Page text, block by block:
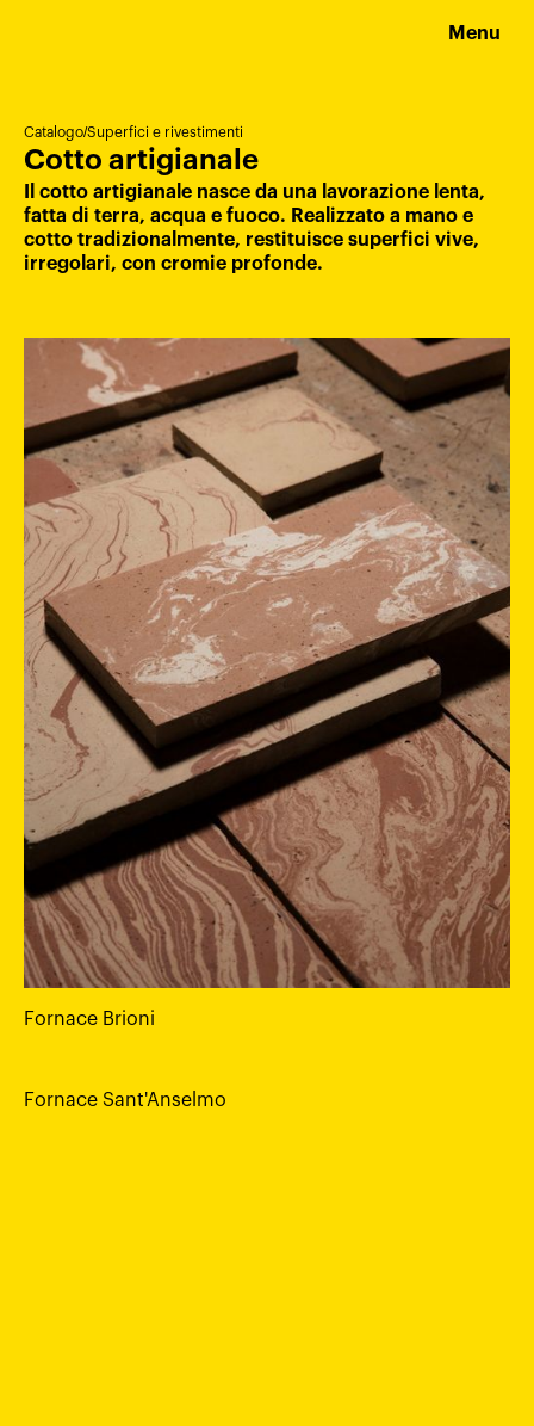
Menu
Catalogo/Superfici e rivestimenti
Cotto artigianale
Il cotto artigianale nasce da una lavorazione lenta,
fatta di terra, acqua e fuoco. Realizzato a mano e
cotto tradizionalmente, restituisce superfici vive,
irregolari, con cromie profonde.
Fornace Brioni
Fornace Sant'Anselmo